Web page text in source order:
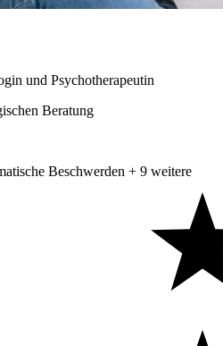
und Psychotherapeutin
Beratung
Beschwerden + 9 weitere